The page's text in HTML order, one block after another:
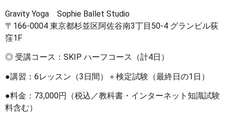
Gravity Yoga Sophie Ballet Studio
〒166-0004 東京都杉並区阿佐谷南3丁目50-4 グランビル荻
窪1F
◎ 受講コース：SKIP ハーフコース（計4日）
●講習：6レッスン（3日間）＋検定試験（最終日の1日）
●料金：73,000円（税込／教科書・インターネット知識試験
料含む）